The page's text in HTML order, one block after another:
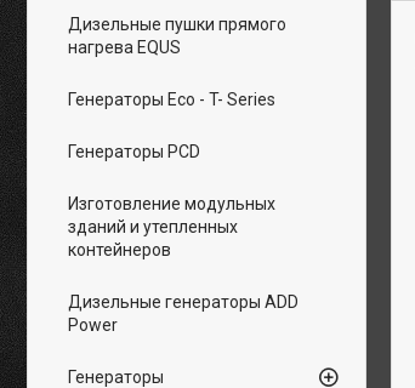
Дизельные пушки прямого
нагрева EQUS
Генераторы Eco - T- Series
Генераторы PCD
Изготовление модульных
зданий и утепленных
контейнеров
Дизельные генераторы ADD
Power
Генераторы